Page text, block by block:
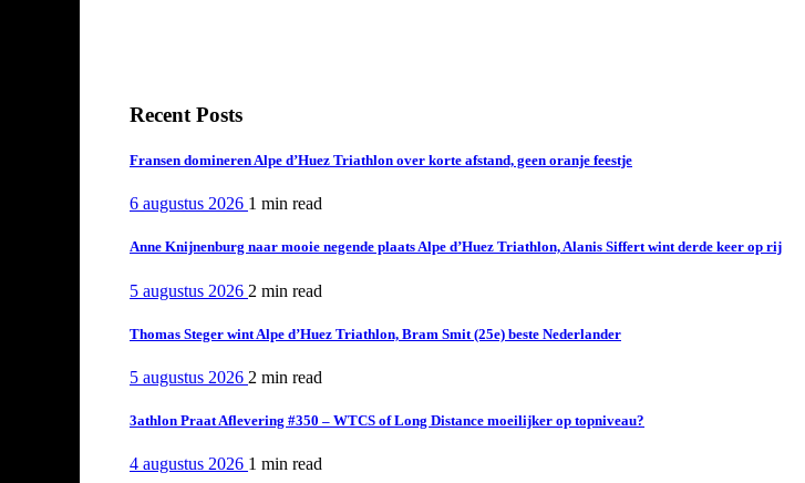
Recent Posts
Fransen domineren Alpe d’Huez Triathlon over korte afstand, geen oranje feestje
6 augustus 2026 1 min read
Anne Knijnenburg naar mooie negende plaats Alpe d’Huez Triathlon, Alanis Siffert wint derde keer op rij
5 augustus 2026 2 min read
Thomas Steger wint Alpe d’Huez Triathlon, Bram Smit (25e) beste Nederlander
5 augustus 2026 2 min read
3athlon Praat Aflevering #350 – WTCS of Long Distance moeilijker op topniveau?
4 augustus 2026 1 min read